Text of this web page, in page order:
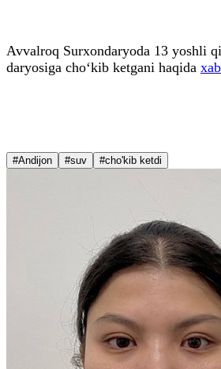
Avvalroq Surxondaryoda 13 yoshli
daryosiga cho‘kib ketgani haqida
#Andijon #suv #cho'kib ketdi